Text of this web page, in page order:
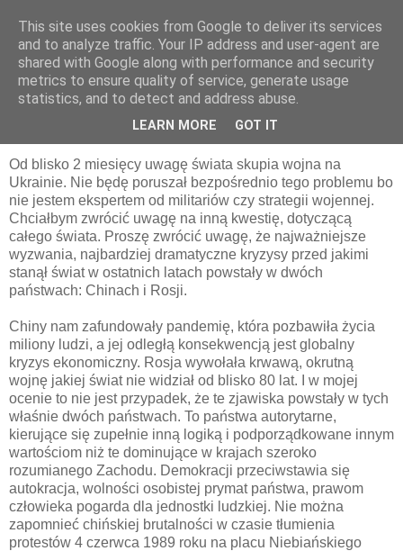
pluskiewicz.blogspot.com
niedziela, 17 kwietnia 2022
Uwagi wcale nieświąteczne
Od blisko 2 miesięcy uwagę świata skupia wojna na
Ukrainie. Nie będę poruszał bezpośrednio tego problemu bo
nie jestem ekspertem od militariów czy strategii wojennej.
Chciałbym zwrócić uwagę na inną kwestię, dotyczącą
całego świata. Proszę zwrócić uwagę, że najważniejsze
wyzwania, najbardziej dramatyczne kryzysy przed jakimi
stanął świat w ostatnich latach powstały w dwóch
państwach: Chinach i Rosji.
Chiny nam zafundowały pandemię, która pozbawiła życia
miliony ludzi, a jej odległą konsekwencją jest globalny
kryzys ekonomiczny. Rosja wywołała krwawą, okrutną
wojnę jakiej świat nie widział od blisko 80 lat. I w mojej
ocenie to nie jest przypadek, że te zjawiska powstały w tych
właśnie dwóch państwach. To państwa autorytarne,
kierujące się zupełnie inną logiką i podporządkowane innym
wartościom niż te dominujące w krajach szeroko
rozumianego Zachodu. Demokracji przeciwstawia się
autokracja, wolności osobistej prymat państwa, prawom
człowieka pogarda dla jednostki ludzkiej. Nie można
zapomnieć chińskiej brutalności w czasie tłumienia
protestów 4 czerwca 1989 roku na placu Niebiańskiego
This site uses cookies from Google to deliver its services
and to analyze traffic. Your IP address and user-agent are
shared with Google along with performance and security
metrics to ensure quality of service, generate usage
statistics, and to detect and address abuse.
LEARN MORE GOT IT